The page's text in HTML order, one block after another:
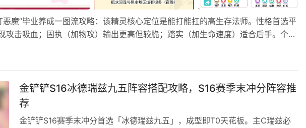
恶魔”毕业养成一图流攻略：该精灵核心定位是能打能扛的高生存法师。性格首选平
攻击吸血；固执（加物攻）输出更高但较脆；踏实（加生命速度）适合后手。个体
金铲铲S16冰德瑞兹九五阵容搭配攻略，S16赛季末冲分阵容推
荐
金铲铲S16赛季末冲分首选「冰德瑞兹九五」，成型即T0天花板。主C瑞兹必